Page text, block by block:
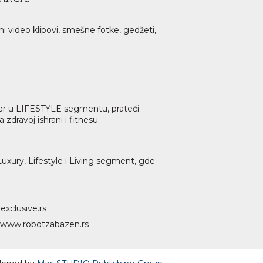
video klipovi, smešne fotke, gedžeti,
u LIFESTYLE segmentu, prateći
ishrani i fitnesu.
Lifestyle i Living segment, gde
exclusive.rs
www.robotzabazen.rs